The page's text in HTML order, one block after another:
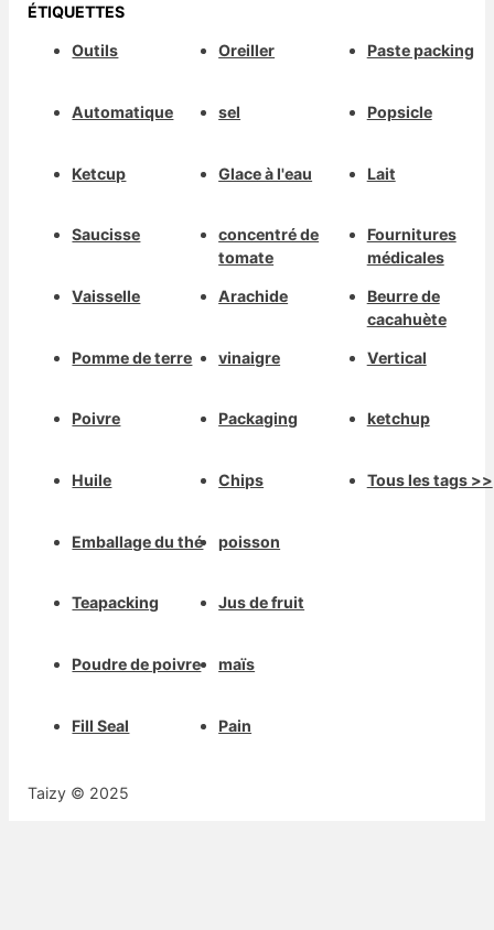
ÉTIQUETTES
Outils
Automatique
Ketcup
Saucisse
Vaisselle
Pomme de terre
Poivre
Huile
Emballage du thé
Teapacking
Poudre de poivre
Fill Seal
Oreiller
sel
Glace à l'eau
concentré de
tomate
Arachide
vinaigre
Packaging
Chips
poisson
Jus de fruit
maïs
Pain
Paste packing
Popsicle
Lait
Fournitures
médicales
Beurre de
cacahuète
Vertical
ketchup
Tous les tags >>
Taizy © 2025